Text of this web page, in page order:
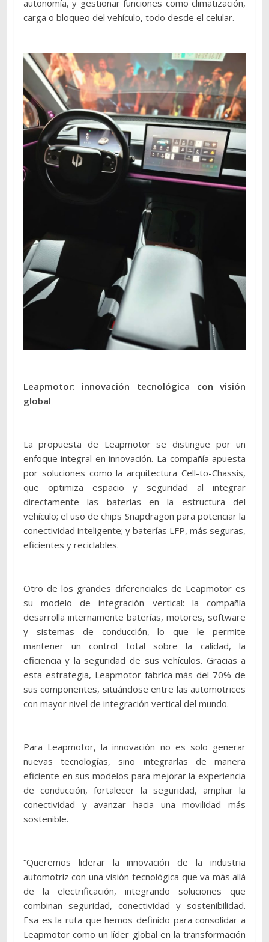
autonomía, y gestionar funciones como climatización,
carga o bloqueo del vehículo, todo desde el celular.
Leapmotor: innovación tecnológica con visión
global
La propuesta de Leapmotor se distingue por un
enfoque integral en innovación. La compañía apuesta
por soluciones como la arquitectura Cell-to-Chassis,
que optimiza espacio y seguridad al integrar
directamente las baterías en la estructura del
vehículo; el uso de chips Snapdragon para potenciar la
conectividad inteligente; y baterías LFP, más seguras,
eficientes y reciclables.
Otro de los grandes diferenciales de Leapmotor es
su modelo de integración vertical: la compañía
desarrolla internamente baterías, motores, software
y sistemas de conducción, lo que le permite
mantener un control total sobre la calidad, la
eficiencia y la seguridad de sus vehículos. Gracias a
esta estrategia, Leapmotor fabrica más del 70% de
sus componentes, situándose entre las automotrices
con mayor nivel de integración vertical del mundo.
Para Leapmotor, la innovación no es solo generar
nuevas tecnologías, sino integrarlas de manera
eficiente en sus modelos para mejorar la experiencia
de conducción, fortalecer la seguridad, ampliar la
conectividad y avanzar hacia una movilidad más
sostenible.
“Queremos liderar la innovación de la industria
automotriz con una visión tecnológica que va más allá
de la electrificación, integrando soluciones que
combinan seguridad, conectividad y sostenibilidad.
Esa es la ruta que hemos definido para consolidar a
Leapmotor como un líder global en la transformación